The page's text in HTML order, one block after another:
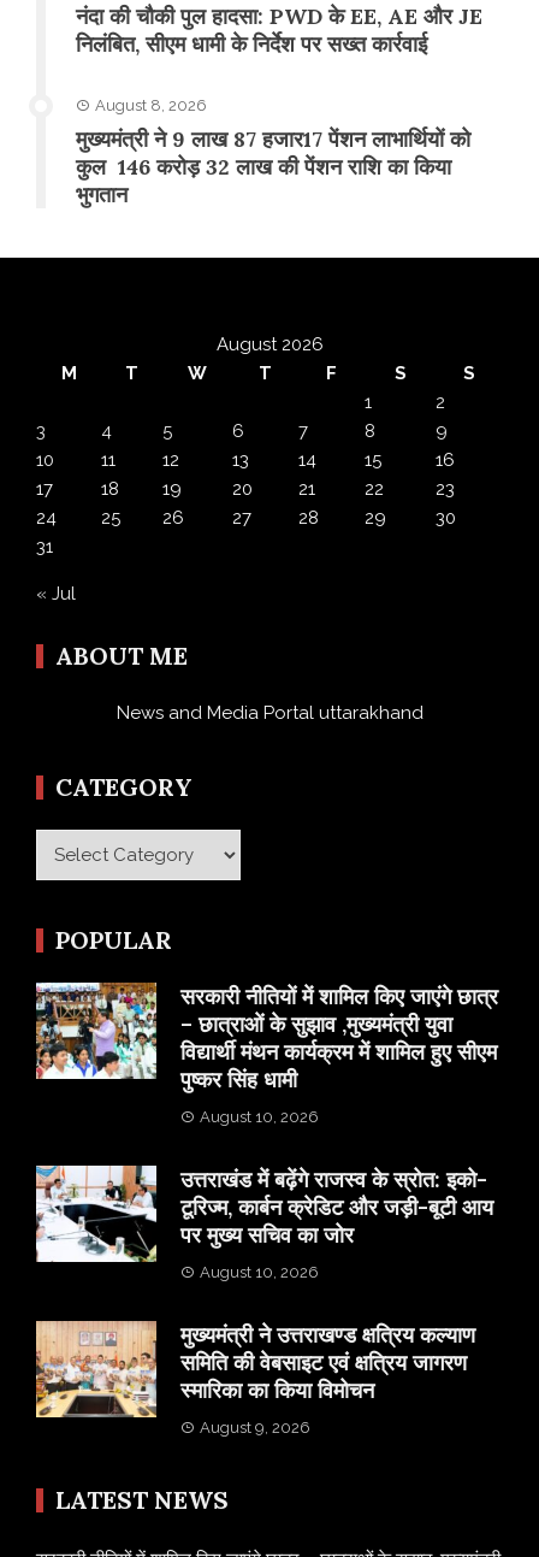
नंदा की चौकी पुल हादसा: PWD के EE, AE और JE
निलंबित, सीएम धामी के निर्देश पर सख्त कार्रवाई
August 8, 2026
मुख्यमंत्री ने 9 लाख 87 हजार17 पेंशन लाभार्थियों को
कुल 146 करोड़ 32 लाख की पेंशन राशि का किया
भुगतान
August 2026
M
T W T F S
S
1
2
3
4 5 6 7 8
9
10
11 12 13 14 15
16
17
18 19 20 21 22
23
24
25 26 27 28 29
30
31
« Jul
ABOUT ME
News and Media Portal uttarakhand
CATEGORY
Category
POPULAR
सरकारी नीतियों में शामिल किए जाएंगे छात्र
– छात्राओं के सुझाव ,मुख्यमंत्री युवा
विद्यार्थी मंथन कार्यक्रम में शामिल हुए सीएम
पुष्कर सिंह धामी
August 10, 2026
उत्तराखंड में बढ़ेंगे राजस्व के स्रोत: इको-
टूरिज्म, कार्बन क्रेडिट और जड़ी-बूटी आय
पर मुख्य सचिव का जोर
August 10, 2026
मुख्यमंत्री ने उत्तराखण्ड क्षत्रिय कल्याण
समिति की वेबसाइट एवं क्षत्रिय जागरण
स्मारिका का किया विमोचन
August 9, 2026
LATEST NEWS